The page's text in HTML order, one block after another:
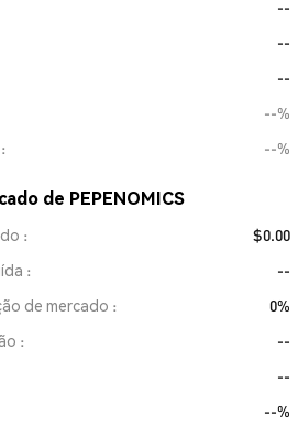
--
--
--
--%
--%
de PEPENOMICS
$0.00
--
de mercado
0%
--
--
--%